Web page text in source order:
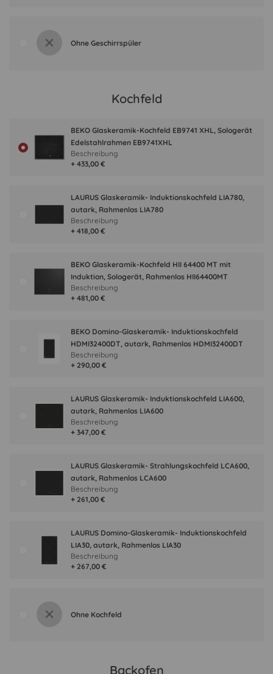
Ohne Geschirrspüler
Kochfeld
BEKO Glaskeramik-Kochfeld EB9741 XHL, Sologerät
Edelstahlrahmen EB9741XHL
+ 433,00 €
Beschreibung
LAURUS Glaskeramik- Induktionskochfeld LIA780,
autark, Rahmenlos LIA780
+ 418,00 €
Beschreibung
BEKO Glaskeramik-Kochfeld HII 64400 MT mit
Induktion, Sologerät, Rahmenlos HII64400MT
+ 481,00 €
Beschreibung
BEKO Domino-Glaskeramik- Induktionskochfeld
HDMI32400DT, autark, Rahmenlos HDMI32400DT
+ 290,00 €
Beschreibung
LAURUS Glaskeramik- Induktionskochfeld LIA600,
autark, Rahmenlos LIA600
+ 347,00 €
Beschreibung
LAURUS Glaskeramik- Strahlungskochfeld LCA600,
autark, Rahmenlos LCA600
+ 261,00 €
Beschreibung
LAURUS Domino-Glaskeramik- Induktionskochfeld
LIA30, autark, Rahmenlos LIA30
+ 267,00 €
Beschreibung
Ohne Kochfeld
Backofen